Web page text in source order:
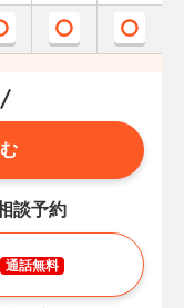
談予約
通話無料